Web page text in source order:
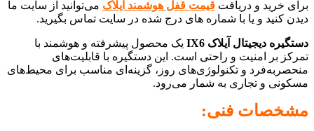
برای خرید و دریافت قیمت قفل هوشمند آیلاک می‌توانید از سایت ما
دیدن کنید و یا با شماره های درج شده در سایت تماس بگیرید.
دستگیره دیجیتال آیلاک IX6
یک محصول پیشرفته و هوشمند با
تمرکز بر امنیت و راحتی است. این دستگیره با قابلیت‌های
منحصر‌به‌فرد و تکنولوژی‌های روز، گزینه‌ای مناسب برای محیط‌های
مسکونی و تجاری به شمار می‌رود.
مشخصات فنی: